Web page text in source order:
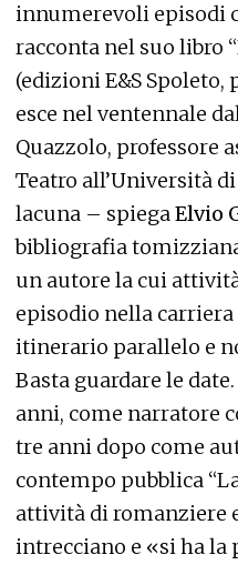
innumerevoli episodi
racconta nel suo libro
(edizioni E&S Spoleto,
esce nel ventennale
Quazzolo, professore
Teatro all’Università
lacuna – spiegaElvio
bibliografia
un autore la cui
episodio nella
itinerario parallelo e
Basta guardare le
anni, come narratore
tre anni dopo come
contempo pubblica
attività di romanziere
intrecciano e «si ha la